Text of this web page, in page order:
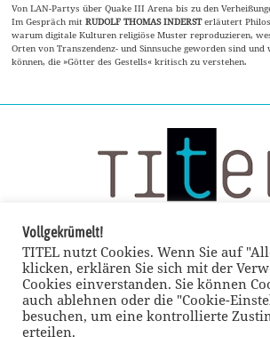
Von LAN-Partys über Quake III Arena bis zu den
Im Gespräch mitRUDOLF THOMAS INDERSTerläutert
warum digitale Kulturen religiöse Muster reproduzieren,
Orten von Transzendenz- und Sinnsuche geworden sind und
können, die »Götter des Gestells« kritisch zu verstehen.
Vollgekrümelt!
TITEL nutzt Cookies. Wenn Sie auf
klicken, erklären Sie sich mit der
Cookies einverstanden. Sie können
auch ablehnen oder die "Cookie-
besuchen, um eine kontrollierte
erteilen.